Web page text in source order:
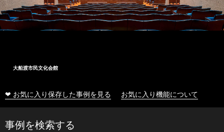
大船渡市民文化会館
❤ お気に入り保存した事例を見る お気に入り機能について
事例を検索する